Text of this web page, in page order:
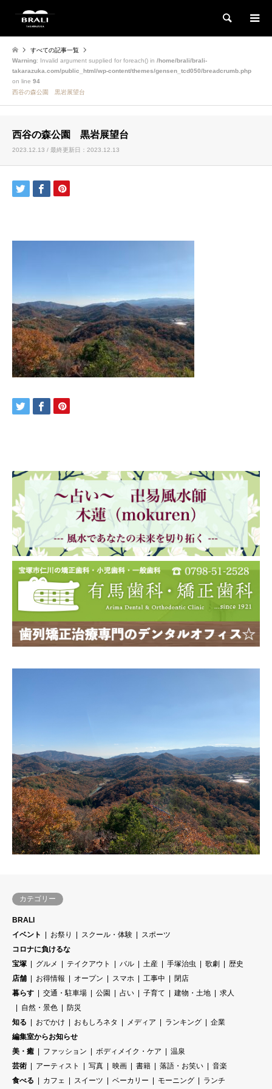
検索
すべての記事一覧
Warning: Invalid argument supplied for foreach() in /home/brali/brali-
takarazuka.com/public_html/wp-content/themes/gensen_tcd050/breadcrumb.php
on line 94
西谷の森公園 黒岩展望台
西谷の森公園 黒岩展望台
2023.12.13 / 最終更新日：2023.12.13
カテゴリー
BRALI
イベント
お祭り スクール・体験
スポーツ
コロナに負けるな
宝塚
グルメ テイクアウト バル 土産 手塚治虫 歌劇
歴史
店舗
お得情報 オープン スマホ 工事中
閉店
暮らす
交通・駐車場 公園 占い 子育て 建物・土地
求人
自然・景色
防災
知る
おでかけ おもしろネタ メディア ランキング
企業
編集室からお知らせ
美・癒
ファッション ボディメイク・ケア
温泉
芸術
アーティスト 写真 映画 書籍 落語・お笑い
音楽
食べる
カフェ スイーツ ベーカリー モーニング ランチ